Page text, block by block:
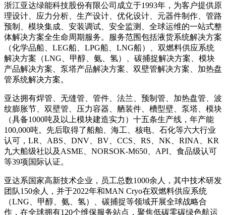
浙江亚达绿能科技股份有限公司成立于1993年，为客户提供原
理设计、应力分析、生产设计、优化设计、元器件制作、管路
预制、模块集成、安装调试、安全监测、全球运维的一站式整
体解决方案全生命周期服务。服务范围包括液货系统解决方案
（化学品船、LEG船、LPG船、LNG船）、双燃料供应系统
解决方案（LNG、甲醇、氨、氢）、碳捕捉解决方案、模块
产品解决方案、泵塔产品解决方案、双壁管解决方案、加热盘
管系统解决方案。
亚达拥有焊管、无缝管、管件、法兰、预制管、加热盘管、波
纹膨胀节、双壁管、压力容器、舾装件、槽型壁、泵塔、模块
（具备1000吨及以上模块建造实力）十五条生产线，年产能
100,000吨。先后取得了船舶、海工、核电、石化等六大行业
认可，LR、ABS、DNV、BV、CCS、RS、NK、RINA、KR
九大船级社以及ASME、NORSOK-M650、API、食品级认可
等39项国际认证。
亚达系国家高新技术企业，员工总数1000余人，其中技术研发
团队150余人，并于2022年和MAN Cryo在双燃料供应系统
（LNG、甲醇、氨、氢）、碳捕捉等领域开展全球战略合
作，在全球拥有120个维保服务站点，聚焦低碳零碳绿色航运